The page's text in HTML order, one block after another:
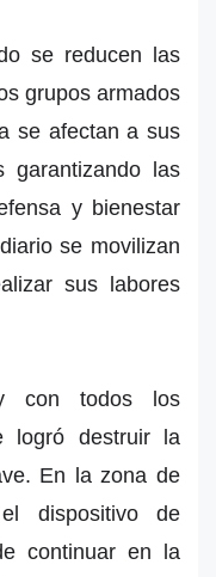
se reducen las
grupos armados
se afectan a sus
garantizando las
y bienestar
se movilizan
sus labores
con todos los
logró destruir la
En la zona de
dispositivo de
continuar en la